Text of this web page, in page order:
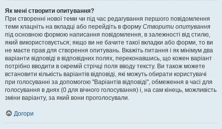
Як мені створити опитування?
При створенні нової теми чи під час редагування першого повідомлення
теми клацніть на вкладці або перейдіть в форму Створити опитування
під основною формою написання повідомлення, в залежності від стилю,
який використовується; якщо ви не бачите такої вкладки або форми, то ви
не маєте прав для створення опитувань. Вкажіть питання і як мінімум два
варіанти відповіді в відповідних полях, переконавшись, що кожен варіант
потрібно вводити в окремій стрічці поля вводу тексту. Ви також можете
встановити кількість варіантів відповіді, які можуть обирати користувачі
при голосуванні за допомогою "Варіантів відповіді", обмеження в часі для
голосування в днях (0 для вічного голосування) і, на сам кінець, можливість
зміни варіанту, за який вони проголосували.
Догори